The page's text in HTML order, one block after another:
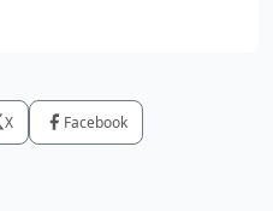
X Facebook